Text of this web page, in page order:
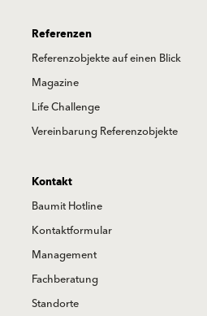
Referenzen
Referenzobjekte auf einen Blick
Magazine
Life Challenge
Vereinbarung Referenzobjekte
Kontakt
Baumit Hotline
Kontaktformular
Management
Fachberatung
Standorte